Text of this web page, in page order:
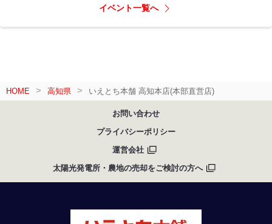
イベント一覧へ
HOME 高知県 いえとち本舗 高知本店(本部直営店)
お問い合わせ
プライバシーポリシー
運営会社
太陽光発電所・農地の売却をご検討の方へ